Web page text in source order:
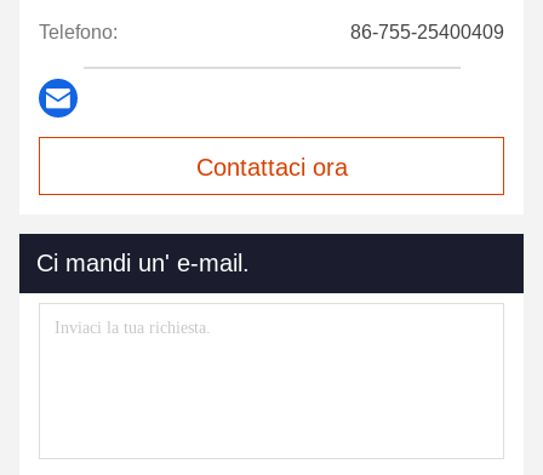
Telefono: 86-755-25400409
Contattaci ora
Ci mandi un' e-mail.